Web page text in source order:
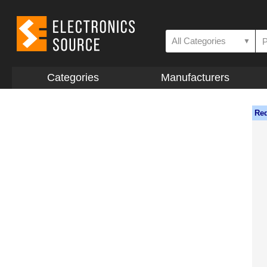
All Categories ▼
Categories Manufacturers